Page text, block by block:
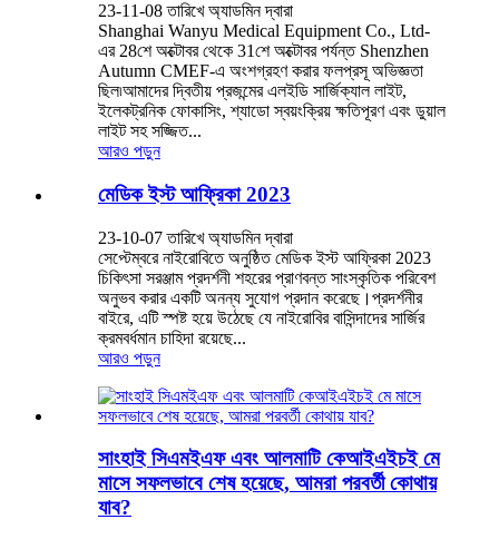
23-11-08 তারিখে অ্যাডমিন দ্বারা
Shanghai Wanyu Medical Equipment Co., Ltd-
এর 28শে অক্টোবর থেকে 31শে অক্টোবর পর্যন্ত Shenzhen
Autumn CMEF-এ অংশগ্রহণ করার ফলপ্রসূ অভিজ্ঞতা
ছিল৷আমাদের দ্বিতীয় প্রজন্মের এলইডি সার্জিক্যাল লাইট,
ইলেকট্রনিক ফোকাসিং, শ্যাডো স্বয়ংক্রিয় ক্ষতিপূরণ এবং ডুয়াল
লাইট সহ সজ্জিত...
আরও পড়ুন
মেডিক ইস্ট আফ্রিকা 2023
23-10-07 তারিখে অ্যাডমিন দ্বারা
সেপ্টেম্বরে নাইরোবিতে অনুষ্ঠিত মেডিক ইস্ট আফ্রিকা 2023
চিকিৎসা সরঞ্জাম প্রদর্শনী শহরের প্রাণবন্ত সাংস্কৃতিক পরিবেশ
অনুভব করার একটি অনন্য সুযোগ প্রদান করেছে।প্রদর্শনীর
বাইরে, এটি স্পষ্ট হয়ে উঠেছে যে নাইরোবির বাসিন্দাদের সার্জির
ক্রমবর্ধমান চাহিদা রয়েছে...
আরও পড়ুন
সাংহাই সিএমইএফ এবং আলমাটি কেআইএইচই মে
মাসে সফলভাবে শেষ হয়েছে, আমরা পরবর্তী কোথায়
যাব?